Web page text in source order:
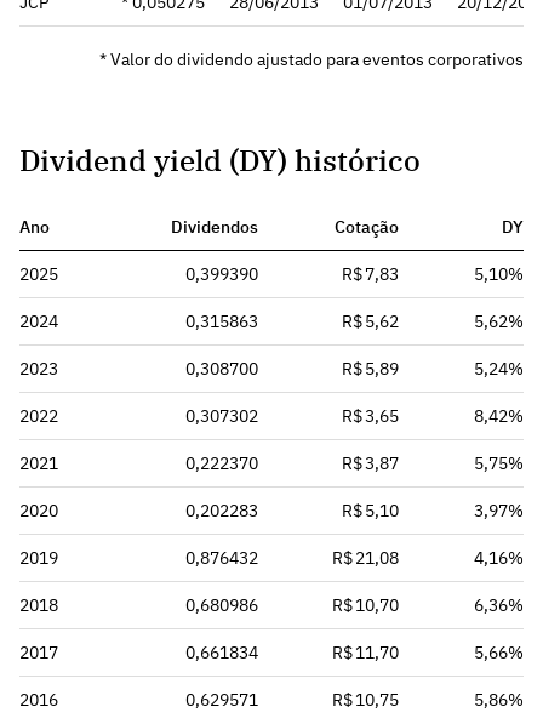
* Valor do dividendo ajustado para eventos corporativos
Dividend yield (DY) histórico
Ano Dividendos Cotação DY
2025 0,399390 R$ 7,83 5,10%
2024 0,315863 R$ 5,62 5,62%
2023 0,308700 R$ 5,89 5,24%
2022 0,307302 R$ 3,65 8,42%
2021 0,222370 R$ 3,87 5,75%
2020 0,202283 R$ 5,10 3,97%
2019 0,876432 R$ 21,08 4,16%
2018 0,680986 R$ 10,70 6,36%
2017 0,661834 R$ 11,70 5,66%
2016 0,629571 R$ 10,75 5,86%